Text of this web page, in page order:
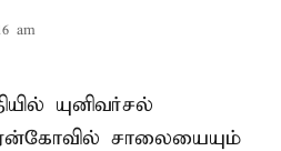
am
யுனிவர்சல்
சாலையையும்